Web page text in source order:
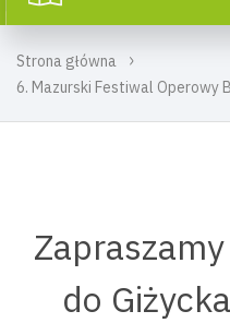
Strona główna
6. Mazurski Festiwal Operowy
do